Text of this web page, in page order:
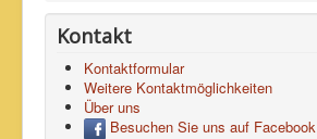
Kontakt
Kontaktformular
Weitere Kontaktmöglichkeiten
Über uns
Besuchen Sie uns auf Facebook